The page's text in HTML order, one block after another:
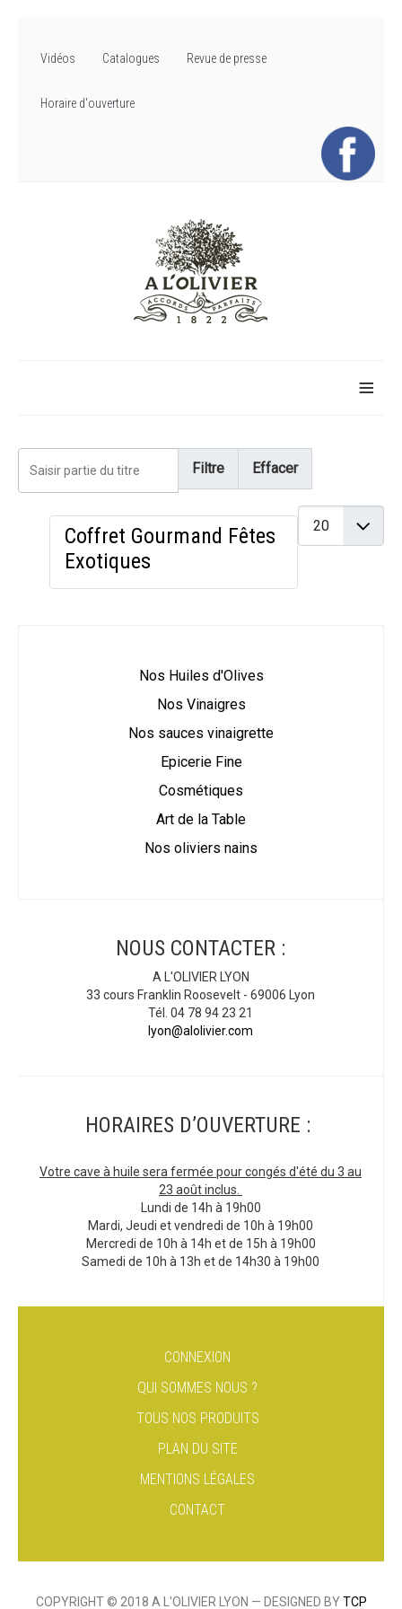
Vidéos Catalogues Revue de presse
Horaire d'ouverture
≡
Filtre Effacer
Coffret Gourmand Fêtes
Exotiques
Nos Huiles d'Olives
Nos Vinaigres
Nos sauces vinaigrette
Epicerie Fine
Cosmétiques
Art de la Table
Nos oliviers nains
NOUS CONTACTER :
A L'OLIVIER LYON
33 cours Franklin Roosevelt - 69006 Lyon
Tél. 04 78 94 23 21
lyon@alolivier.com
HORAIRES D’OUVERTURE :
Votre cave à huile sera fermée pour congés d'été du 3 au
23 août inclus.
Lundi de 14h à 19h00
Mardi, Jeudi et vendredi de 10h à 19h00
Mercredi de 10h à 14h et de 15h à 19h00
Samedi de 10h à 13h et de 14h30 à 19h00
CONNEXION
QUI SOMMES NOUS ?
TOUS NOS PRODUITS
PLAN DU SITE
MENTIONS LÉGALES
CONTACT
COPYRIGHT © 2018 A L'OLIVIER LYON — DESIGNED BYTCP